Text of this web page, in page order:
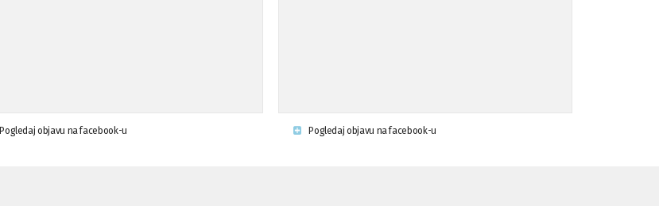
Pogledaj objavu na facebook-u Pogledaj objavu na facebook-u